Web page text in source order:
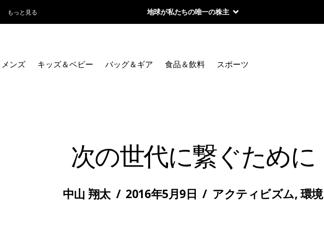
もっと見る 地球が私たちの唯一の株主
メンズ キッズ＆ベビー バッグ＆ギア 食品＆飲料 スポーツ
次の世代に繋ぐために
中山 翔太 / 2016年5月9日 / アクティビズム,環境